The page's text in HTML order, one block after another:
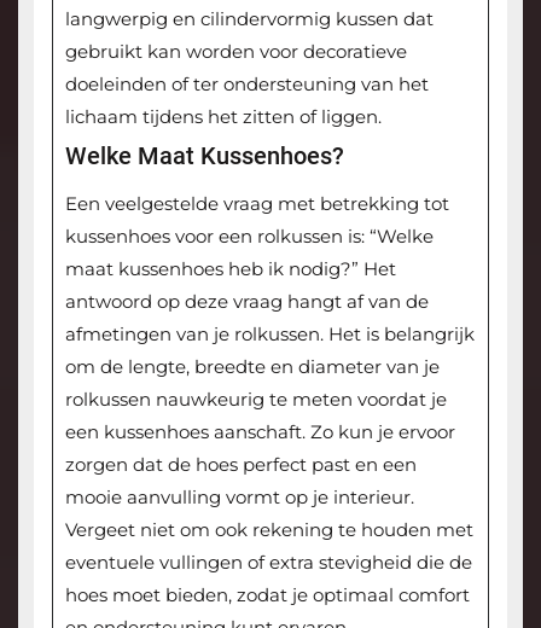
langwerpig en cilindervormig kussen dat
gebruikt kan worden voor decoratieve
doeleinden of ter ondersteuning van het
lichaam tijdens het zitten of liggen.
Welke Maat Kussenhoes?
Een veelgestelde vraag met betrekking tot
kussenhoes voor een rolkussen is: “Welke
maat kussenhoes heb ik nodig?” Het
antwoord op deze vraag hangt af van de
afmetingen van je rolkussen. Het is belangrijk
om de lengte, breedte en diameter van je
rolkussen nauwkeurig te meten voordat je
een kussenhoes aanschaft. Zo kun je ervoor
zorgen dat de hoes perfect past en een
mooie aanvulling vormt op je interieur.
Vergeet niet om ook rekening te houden met
eventuele vullingen of extra stevigheid die de
hoes moet bieden, zodat je optimaal comfort